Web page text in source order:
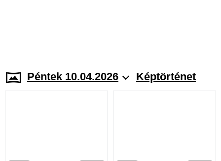
Péntek 10.04.2026 Képtörténet